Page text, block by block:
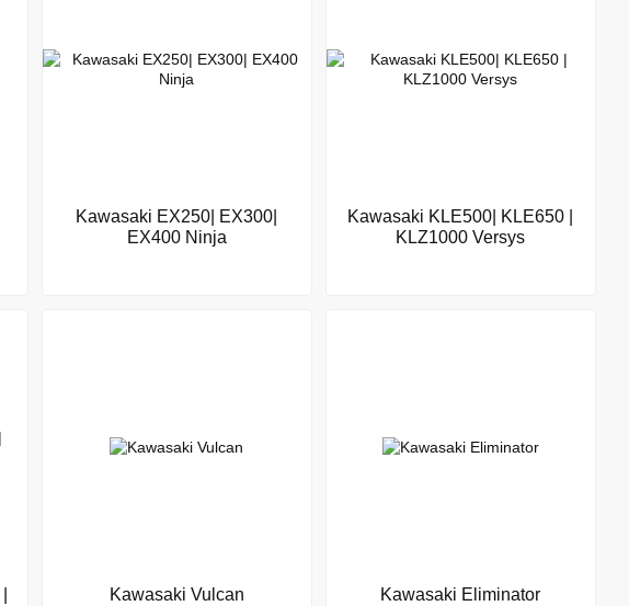
Kawasaki EX250| EX300|
EX400 Ninja
Kawasaki KLE500| KLE650 |
KLZ1000 Versys
Kawasaki Vulcan Kawasaki Eliminator